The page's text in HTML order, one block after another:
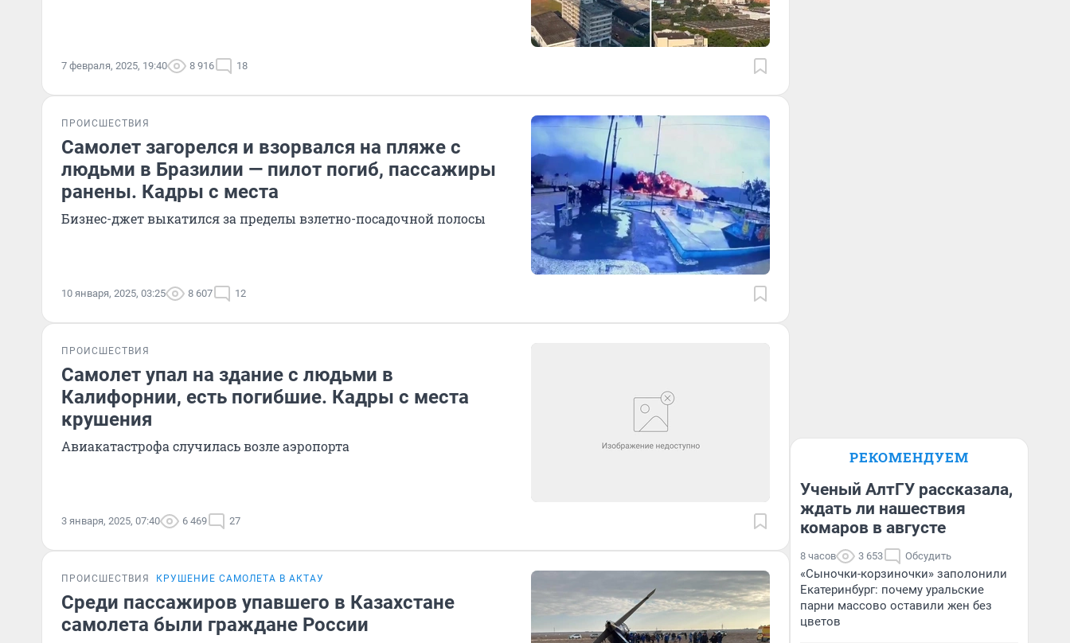
7 февраля, 2025, 19:40 8 916 18
ПРОИСШЕСТВИЯ
Cамолет загорелся и взорвался на пляже с
людьми в Бразилии — пилот погиб, пассажиры
ранены. Кадры с места
Бизнес-джет выкатился за пределы взлетно-посадочной полосы
10 января, 2025, 03:25 8 607 12
ПРОИСШЕСТВИЯ
Самолет упал на здание с людьми в
Калифорнии, есть погибшие. Кадры с места
крушения
Авиакатастрофа случилась возле аэропорта
3 января, 2025, 07:40 6 469 27
ПРОИСШЕСТВИЯ КРУШЕНИЕ САМОЛЕТА В АКТАУ
Среди пассажиров упавшего в Казахстане
самолета были граждане России
РЕКОМЕНДУЕМ
Ученый АлтГУ рассказала,
ждать ли нашествия
комаров в августе
8 часов 3 653 Обсудить
«Сыночки-корзиночки» заполонили
Екатеринбург: почему уральские
парни массово оставили жен без
цветов